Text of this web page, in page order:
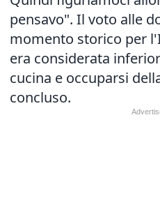
pensavo". Il voto alle
momento storico per
era considerata
cucina e occuparsi
concluso.